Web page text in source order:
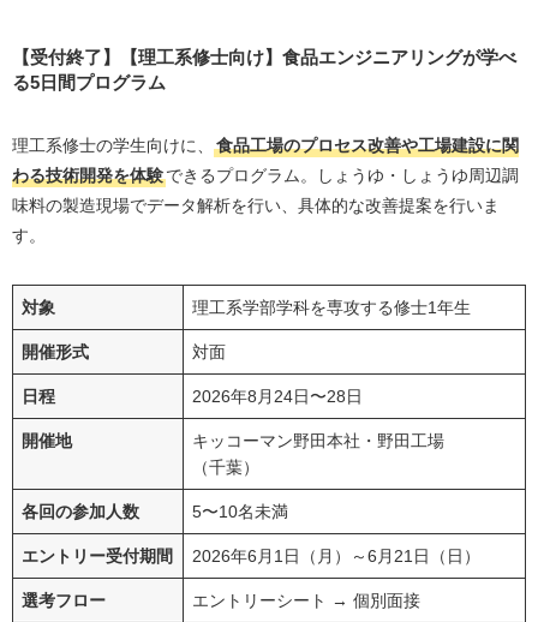
【受付終了】【理工系修士向け】食品エンジニアリングが学べ
る5日間プログラム
理工系修士の学生向けに、
食品工場のプロセス改善や工場建設に関
わる技術開発を体験できるプログラム。しょうゆ・しょうゆ周辺調
味料の製造現場でデータ解析を行い、具体的な改善提案を行いま
す。
対象 理工系学部学科を専攻する修士1年生
開催形式 対面
日程 2026年8月24日〜28日
開催地
キッコーマン野田本社・野田工場
（千葉）
各回の参加人数 5〜10名未満
エントリー受付期間 2026年6月1日（月）～6月21日（日）
選考フロー エントリーシート → 個別面接